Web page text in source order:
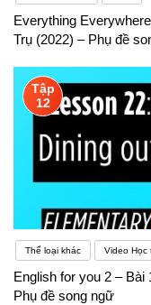
Everything
Trụ (2022) – Phụ đề
Tập
12
Thể loại khác Video Học
English for you 2 –
Phụ đề song ngữ